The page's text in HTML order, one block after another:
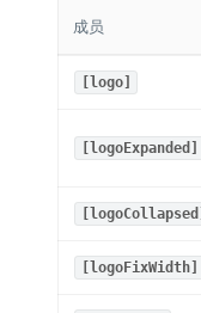
成员
[logo]
[logoExpanded]
[logoCollapsed]
[logoFixWidth]